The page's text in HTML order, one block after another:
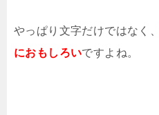
やっぱり文字だけではなく
におもしろいですよね。